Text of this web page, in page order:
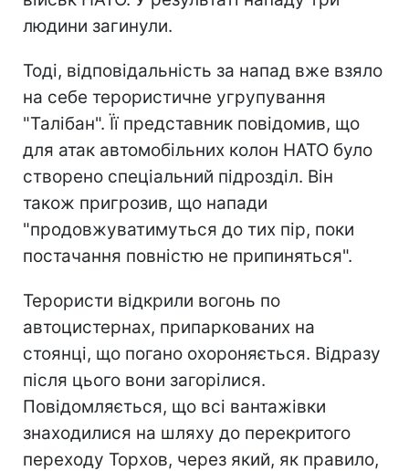
людини загинули.
Тоді, відповідальність за напад вже взяло
на себе терористичне угрупування
"Талібан". Її представник повідомив, що
для атак автомобільних колон НАТО було
створено спеціальний підрозділ. Він
також пригрозив, що напади
"продовжуватимуться до тих пір, поки
постачання повністю не припиняться".
Терористи відкрили вогонь по
автоцистернах, припаркованих на
стоянці, що погано охороняється. Відразу
після цього вони загорілися.
Повідомляється, що всі вантажівки
знаходилися на шляху до перекритого
переходу Торхов, через який, як правило,